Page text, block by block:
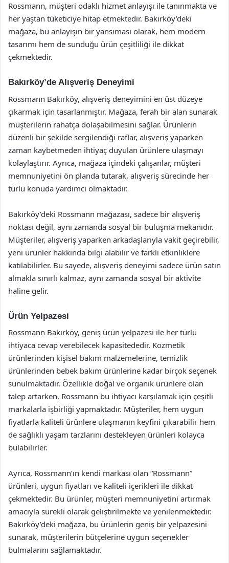
Rossmann, müşteri odaklı hizmet anlayışı ile tanınmakta ve
her yaştan tüketiciye hitap etmektedir. Bakırköy’deki
mağaza, bu anlayışın bir yansıması olarak, hem modern
tasarımı hem de sunduğu ürün çeşitliliği ile dikkat
çekmektedir.
Bakırköy’de Alışveriş Deneyimi
Rossmann Bakırköy, alışveriş deneyimini en üst düzeye
çıkarmak için tasarlanmıştır. Mağaza, ferah bir alan sunarak
müşterilerin rahatça dolaşabilmesini sağlar. Ürünlerin
düzenli bir şekilde sergilendiği raflar, alışveriş yaparken
zaman kaybetmeden ihtiyaç duyulan ürünlere ulaşmayı
kolaylaştırır. Ayrıca, mağaza içindeki çalışanlar, müşteri
memnuniyetini ön planda tutarak, alışveriş sürecinde her
türlü konuda yardımcı olmaktadır.
Bakırköy’deki Rossmann mağazası, sadece bir alışveriş
noktası değil, aynı zamanda sosyal bir buluşma mekanıdır.
Müşteriler, alışveriş yaparken arkadaşlarıyla vakit geçirebilir,
yeni ürünler hakkında bilgi alabilir ve farklı etkinliklere
katılabilirler. Bu sayede, alışveriş deneyimi sadece ürün satın
almakla sınırlı kalmaz, aynı zamanda sosyal bir aktivite
haline gelir.
Ürün Yelpazesi
Rossmann Bakırköy, geniş ürün yelpazesi ile her türlü
ihtiyaca cevap verebilecek kapasitededir. Kozmetik
ürünlerinden kişisel bakım malzemelerine, temizlik
ürünlerinden bebek bakım ürünlerine kadar birçok seçenek
sunulmaktadır. Özellikle doğal ve organik ürünlere olan
talep artarken, Rossmann bu ihtiyacı karşılamak için çeşitli
markalarla işbirliği yapmaktadır. Müşteriler, hem uygun
fiyatlarla kaliteli ürünlere ulaşmanın keyfini çıkarabilir hem
de sağlıklı yaşam tarzlarını destekleyen ürünleri kolayca
bulabilirler.
Ayrıca, Rossmann’ın kendi markası olan “Rossmann”
ürünleri, uygun fiyatları ve kaliteli içerikleri ile dikkat
çekmektedir. Bu ürünler, müşteri memnuniyetini artırmak
amacıyla sürekli olarak geliştirilmekte ve yenilenmektedir.
Bakırköy’deki mağaza, bu ürünlerin geniş bir yelpazesini
sunarak, müşterilerin bütçelerine uygun seçenekler
bulmalarını sağlamaktadır.